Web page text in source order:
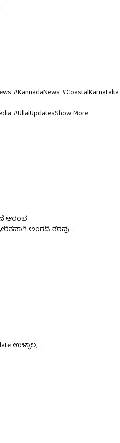
#KannadaNews
#UllalUpdatesShow More
ಆರಂಭ
ಅಂಗಡಿ ತೆರವು ...
ಉಳ್ಳಾಲ, ...